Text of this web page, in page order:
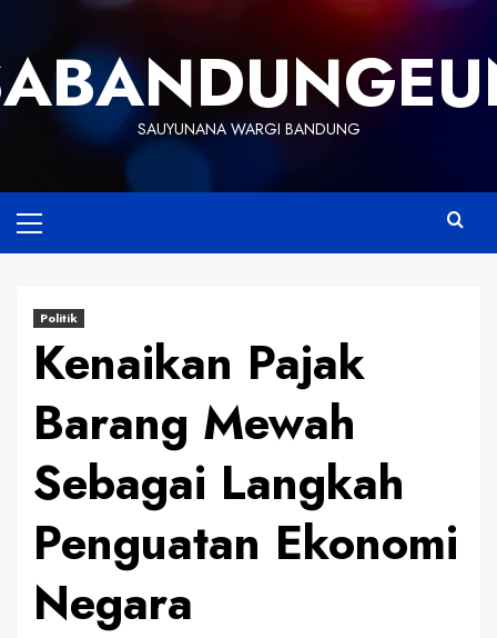
content
SAUYUNANA WARGI BANDUNG
Menu
Politik
Kenaikan Pajak
Barang Mewah
Sebagai Langkah
Penguatan Ekonomi
Negara